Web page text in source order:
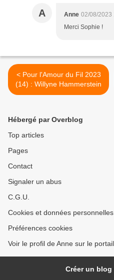
A Anne 02/08/2023
Merci Sophie !
< Pour l'Amour du Fil 2023
(14) : Willyne Hammerstein
Hébergé par Overblog
Top articles
Pages
Contact
Signaler un abus
C.G.U.
Cookies et données personnelles
Préférences cookies
Voir le profil de Anne sur le
Créer un